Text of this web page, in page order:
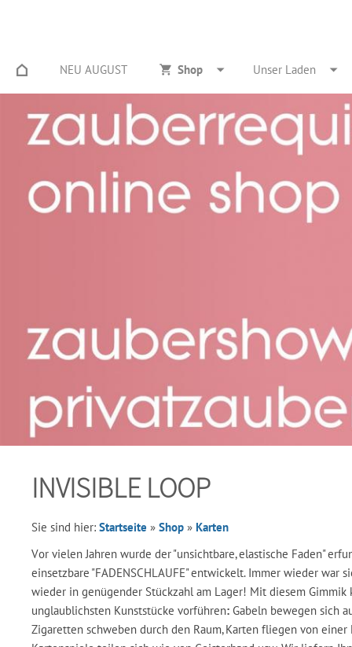
NEU AUGUST Shop Unser Laden
INVISIBLE LOOP
Sie sind hier: Startseite » Shop » Karten
Vor vielen Jahren wurde der "unsichtbare, elastische Faden"
einsetzbare "FADENSCHLAUFE" entwickelt. Immer wieder war
wieder in genügender Stückzahl am Lager! Mit diesem Gimmik
unglaublichsten Kunststücke vorführen: Gabeln bewegen sich
Zigaretten schweben durch den Raum, Karten fliegen von einer